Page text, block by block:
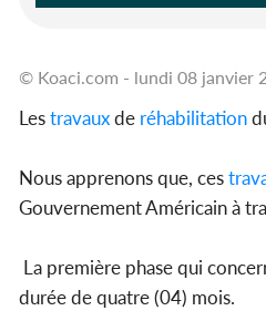
© Koaci.com - lundi 08 janvier
Lestravauxde réhabilitation
Nous apprenons que, ces
Gouvernement Américain à
La première phase qui
durée de quatre (04) mois.